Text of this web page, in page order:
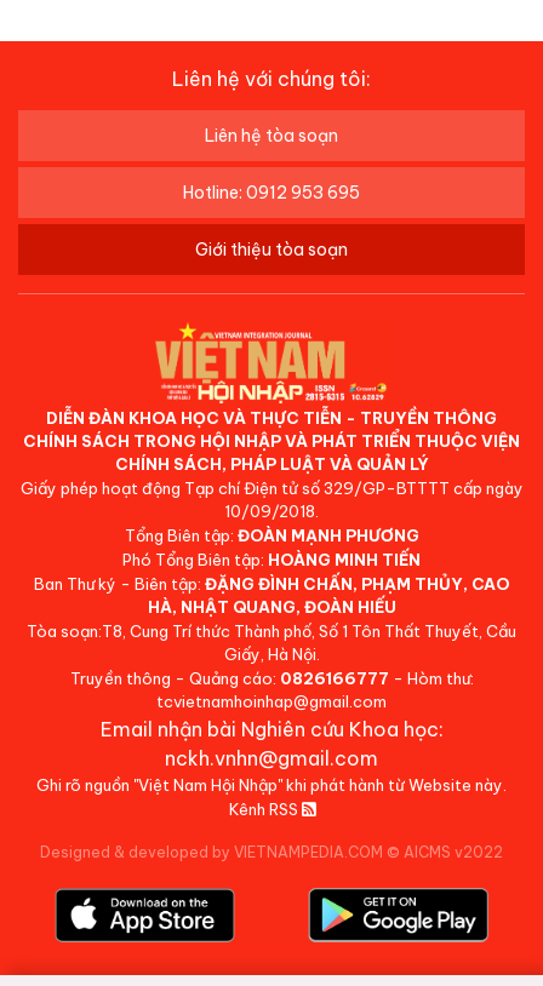
Liên hệ với chúng tôi:
Liên hệ tòa soạn
Hotline: 0912 953 695
Giới thiệu tòa soạn
DIỄN ĐÀN KHOA HỌC VÀ THỰC TIỄN - TRUYỀN THÔNG
CHÍNH SÁCH TRONG HỘI NHẬP VÀ PHÁT TRIỂN THUỘC VIỆN
CHÍNH SÁCH, PHÁP LUẬT VÀ QUẢN LÝ
Giấy phép hoạt động Tạp chí Điện tử số 329/GP-BTTTT cấp ngày
10/09/2018.
Tổng Biên tập: ĐOÀN MẠNH PHƯƠNG
Phó Tổng Biên tập: HOÀNG MINH TIẾN
Ban Thư ký - Biên tập: ĐẶNG ĐÌNH CHẤN, PHẠM THỦY, CAO
HÀ, NHẬT QUANG, ĐOÀN HIẾU
Tòa soạn:T8, Cung Trí thức Thành phố, Số 1 Tôn Thất Thuyết, Cầu
Giấy, Hà Nội.
Truyền thông - Quảng cáo: 0826166777 - Hòm thư:
tcvietnamhoinhap@gmail.com
Email nhận bài Nghiên cứu Khoa học:
nckh.vnhn@gmail.com
Ghi rõ nguồn "Việt Nam Hội Nhập" khi phát hành từ Website này.
Kênh RSS
Designed & developed by VIETNAMPEDIA.COM © AICMS v2022